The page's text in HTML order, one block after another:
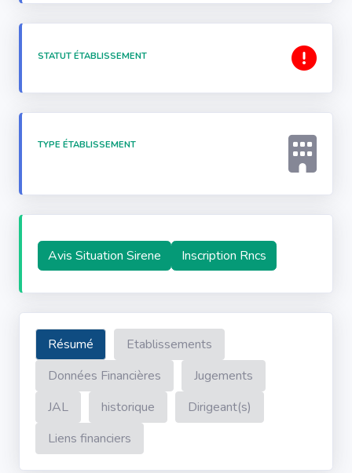
STATUT ÉTABLISSEMENT
TYPE ÉTABLISSEMENT
Avis Situation Sirene Inscription Rncs
Résumé
Etablissements
Données Financières
Jugements
JAL
historique
Dirigeant(s)
Liens financiers